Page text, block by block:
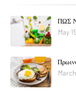
ΠΩΣ
May